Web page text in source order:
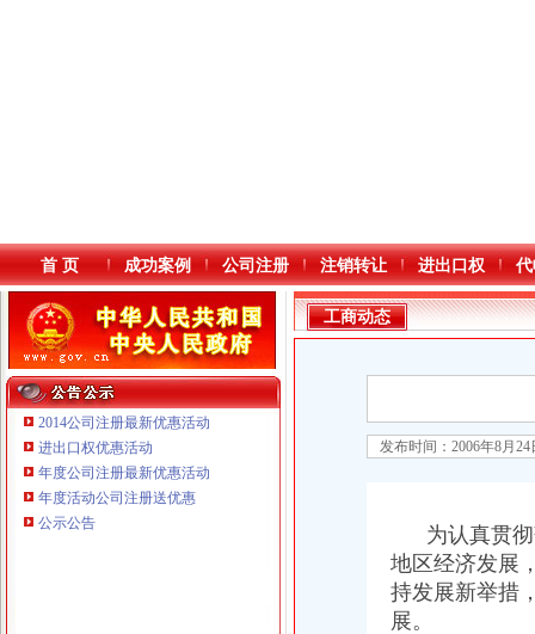
本站导航
首 页 成功案例 公司注册 注销转让 进出口权
2014公司注册最新优惠活动
进出口权优惠活动
年度公司注册最新优惠活动
年度活动公司注册送优惠
公示公告
重庆铭博投资咨询有限公司
重庆戴盛贷款咨询有限公司
重庆伟尚科技发展有限公司 渝高100万 （工商注册）
工商动态
发布时间：2006年8月
为认真贯彻
地区经济发展
持发展新举措
展。